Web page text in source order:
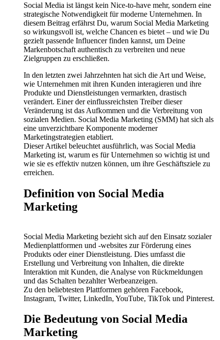
Social Media ist längst kein Nice-to-have mehr, sondern eine
strategische Notwendigkeit für moderne Unternehmen. In
diesem Beitrag erfährst Du, warum Social Media Marketing
so wirkungsvoll ist, welche Chancen es bietet – und wie Du
gezielt passende Influencer finden kannst, um Deine
Markenbotschaft authentisch zu verbreiten und neue
Zielgruppen zu erschließen.
In den letzten zwei Jahrzehnten hat sich die Art und Weise,
wie Unternehmen mit ihren Kunden interagieren und ihre
Produkte und Dienstleistungen vermarkten, drastisch
verändert. Einer der einflussreichsten Treiber dieser
Veränderung ist das Aufkommen und die Verbreitung von
sozialen Medien. Social Media Marketing (SMM) hat sich als
eine unverzichtbare Komponente moderner
Marketingstrategien etabliert.
Dieser Artikel beleuchtet ausführlich, was Social Media
Marketing ist, warum es für Unternehmen so wichtig ist und
wie sie es effektiv nutzen können, um ihre Geschäftsziele zu
erreichen.
Definition von Social Media
Marketing
Social Media Marketing bezieht sich auf den Einsatz sozialer
Medienplattformen und -websites zur Förderung eines
Produkts oder einer Dienstleistung. Dies umfasst die
Erstellung und Verbreitung von Inhalten, die direkte
Interaktion mit Kunden, die Analyse von Rückmeldungen
und das Schalten bezahlter Werbeanzeigen.
Zu den beliebtesten Plattformen gehören Facebook,
Instagram, Twitter, LinkedIn, YouTube, TikTok und Pinterest.
Die Bedeutung von Social Media
Marketing